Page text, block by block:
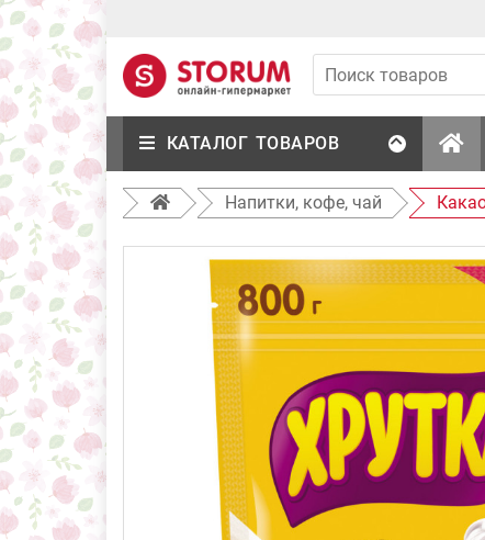
КАТАЛОГ ТОВАРОВ
Напитки, кофе, чай